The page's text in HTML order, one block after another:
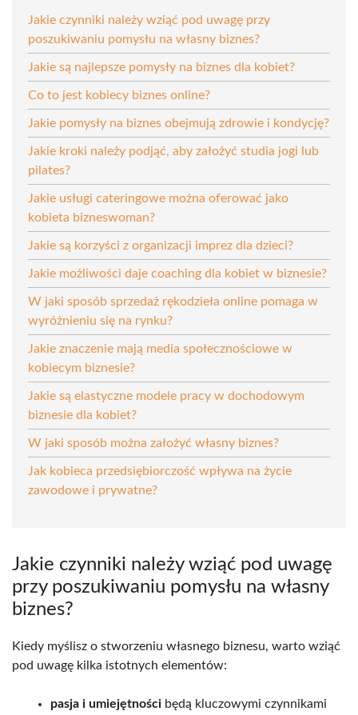
Jakie czynniki należy wziąć pod uwagę przy
poszukiwaniu pomysłu na własny biznes?
Jakie są najlepsze pomysły na biznes dla kobiet?
Co to jest kobiecy biznes online?
Jakie pomysły na biznes obejmują zdrowie i kondycję?
Jakie kroki należy podjąć, aby założyć studia jogi lub
pilates?
Jakie usługi cateringowe można oferować jako
kobieta bizneswoman?
Jakie są korzyści z organizacji imprez dla dzieci?
Jakie możliwości daje coaching dla kobiet w biznesie?
W jaki sposób sprzedaż rękodzieła online pomaga w
wyróżnieniu się na rynku?
Jakie znaczenie mają media społecznościowe w
kobiecym biznesie?
Jakie są elastyczne modele pracy w dochodowym
biznesie dla kobiet?
W jaki sposób można założyć własny biznes?
Jak kobieca przedsiębiorczość wpływa na życie
zawodowe i prywatne?
Jakie czynniki należy wziąć pod uwagę
przy poszukiwaniu pomysłu na własny
biznes?
Kiedy myślisz o stworzeniu własnego biznesu, warto wziąć
pod uwagę kilka istotnych elementów:
pasja i umiejętności będą kluczowymi czynnikami